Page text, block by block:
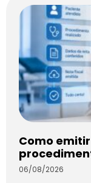
Como
06/08/2026